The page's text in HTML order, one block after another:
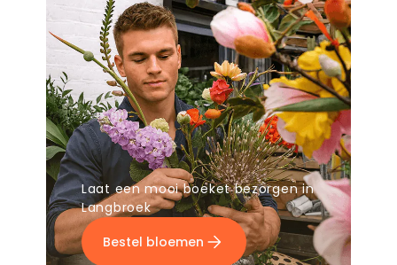
Laat een mooi boeket bezorgen in
Langbroek
Bestel bloemen